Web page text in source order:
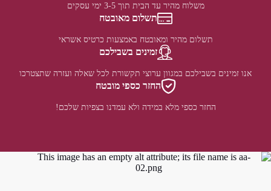
משלוח מהיר עד הבית תוך 3-5 ימי עסקים
תשלום מאובטח
תשלום מהיר ומאובטח באמצעות כרטיס אשראי
זמינים בשבילכם
אנו זמינים בשבילכם במגוון ערוצי תקשורת לכל שאלה ועזרה שתצטרכו
החזר כספי מובטח
החזר כספי מלא במידה ולא עמדנו בצפיות שלכם!